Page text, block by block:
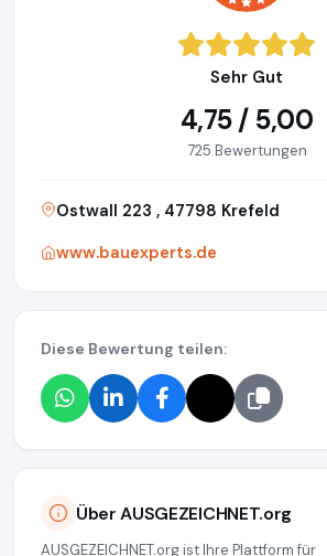
Sehr Gut
4,75 / 5,00
725 Bewertungen
Ostwall 223 , 47798 Krefeld
www.bauexperts.de
Diese Bewertung teilen:
Über AUSGEZEICHNET.org
AUSGEZEICHNET.org ist Ihre Plattform für